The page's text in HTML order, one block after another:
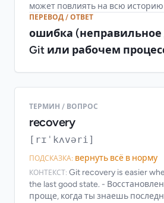
может повлиять на всю историю
ПЕРЕВОД / ОТВЕТ
ошибка (неправильное
Git или рабочем
ТЕРМИН / ВОПРОС
recovery
[rɪˈkʌvəri]
ПОДСКАЗКА: вернуть всё в норму
КОНТЕКСТ: Git recovery is easier
the last good state. -
проще, когда ты знаешь